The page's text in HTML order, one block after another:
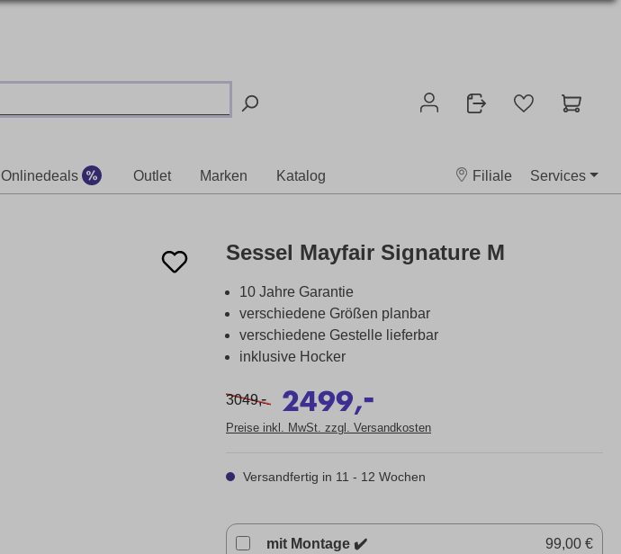
Onlinedeals Outlet Marken Katalog Filiale Services
Sessel Mayfair Signature M
10 Jahre Garantie
verschiedene Größen planbar
verschiedene Gestelle lieferbar
inklusive Hocker
3049,- 2499,
-
Preise inkl. MwSt. zzgl. Versandkosten
Versandfertig in 11 - 12 Wochen
mit Montage ✔️
99,00 €